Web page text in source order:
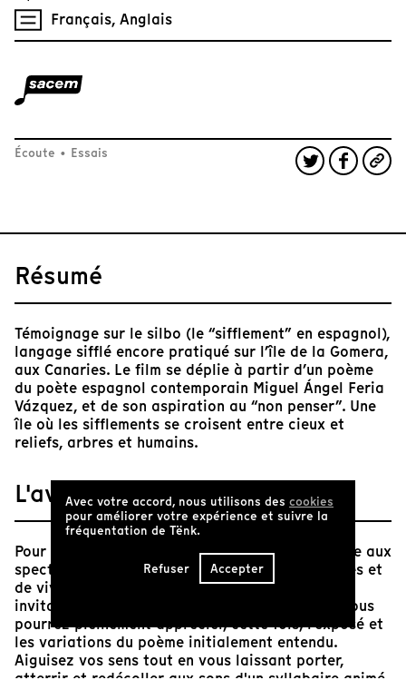
Français, Anglais
Écoute • Essais
Résumé
Témoignage sur le silbo (le “sifflement” en espagnol),
langage sifflé encore pratiqué sur l’île de la Gomera,
aux Canaries. Le film se déplie à partir d’un poème
du poète espagnol contemporain Miguel Ángel Feria
Vázquez, et de son aspiration au “non penser”. Une
île où les sifflements se croisent entre cieux et
reliefs, arbres et humains.
L'avis de Tënk
Pour pleinement goûter ce court film, je conseille aux
spectateur.rices de ne pas activer les sous-titres et
de vivre cette première expérience comme une
invitation à la divagation. En rejouant le film, vous
pourrez pleinement apprécier, cette fois, l'exposé et
les variations du poème initialement entendu.
Aiguisez vos sens tout en vous laissant porter,
atterrir et redécoller aux sons d'un syllabaire animé
Avec votre accord, nous utilisons des cookies
pour améliorer votre expérience et suivre la
fréquentation de Tënk.
Refuser Accepter